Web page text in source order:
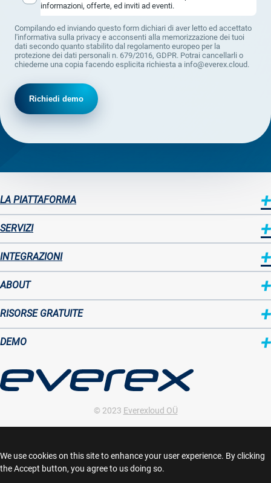
informazioni, offerte, ed inviti ad eventi.
Compilando ed inviando questo form dichiari di aver letto ed accettato
l'informativa sulla privacy e acconsenti alla memorizzazione dei tuoi
dati secondo quanto stabilito dal regolamento europeo per la
protezione dei dati personali n. 679/2016, GDPR. Potrai cancellarli o
chiederne una copia facendo esplicita richiesta a info@everex.cloud.
Sitemap
LA PIATTAFORMA
SERVIZI
INTEGRAZIONI
Sitemap
two
ABOUT
RISORSE GRATUITE
DEMO
© 2023 Everexloud OÜ
Harju maakond, Laeva tn 2, 10117, Tallinn, Estonia
We use cookies on this site to enhance your user experience. By clicking
the Accept button, you agree to us doing so.